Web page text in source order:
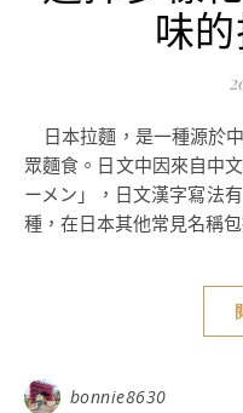
味
日本拉麵，是一種源於中國，但在日本演變成為代表性的大
眾麵食。日文中因來自中
ーメン」，日文漢字寫法
種，在日本其他常見名稱
bonnie8630